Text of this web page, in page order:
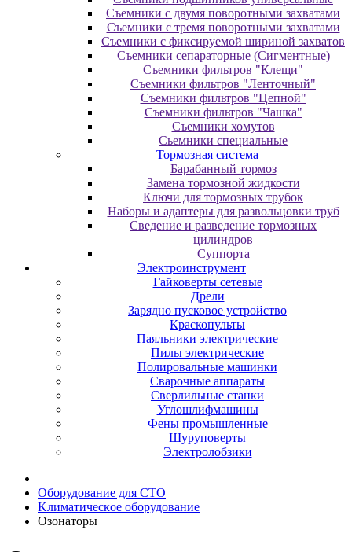
Съемники с двумя поворотными захватами
Съемники с тремя поворотными захватами
Съемники с фиксируемой шириной захватов
Съемники сепараторные (Сигментные)
Съемники фильтров "Клещи"
Съемники фильтров "Ленточный"
Съемники фильтров "Цепной"
Съемники фильтров "Чашка"
Съемники хомутов
Сьемники специальные
Тормозная система
Барабанный тормоз
Замена тормозной жидкости
Ключи для тормозных трубок
Наборы и адаптеры для развольцовки труб
Сведение и разведение тормозных
цилиндров
Суппорта
Электроинструмент
Гайковерты сетевые
Дрели
Зарядно пусковое устройство
Краскопульты
Паяльники электрические
Пилы электрические
Полировальные машинки
Сварочные аппараты
Сверлильные станки
Углошлифмашины
Фены промышленные
Шуруповерты
Электролобзики
Oбopудoвaниe для CTO
Kлимaтичecкoe oбopудoвaниe
Oзoнaтopы